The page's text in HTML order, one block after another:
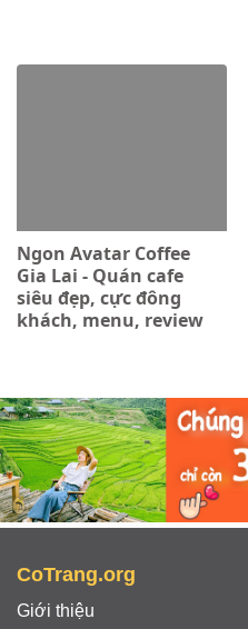
Ngon Avatar Coffee
Gia Lai - Quán cafe
siêu đẹp, cực đông
khách, menu, review
CoTrang.org
Giới thiệu